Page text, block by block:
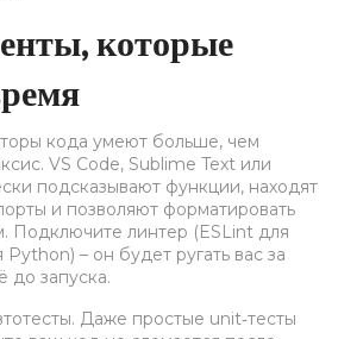
которые
кода умеют больше, чем
VS Code, Sublime Text или
подсказывают функции, находят
и позволяют форматировать
Подключите линтер (ESLint для
– он будет ругать вас за
до запуска.
Даже простые unit‑тесты